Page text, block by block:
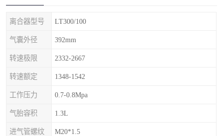
离合器型号 LT300/100
气囊外径 392mm
转速极限 2332-2667
转速额定 1348-1542
工作压力 0.7-0.8Mpa
气胎容积 1.3L
进气管螺纹 M20*1.5